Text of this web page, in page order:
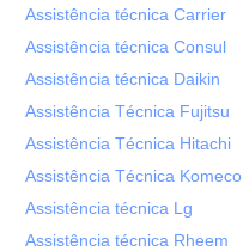
Assistência técnica Carrier
Assistência técnica Consul
Assistência técnica Daikin
Assistência Técnica Fujitsu
Assistência Técnica Hitachi
Assistência Técnica Komeco
Assistência técnica Lg
Assistência técnica Rheem